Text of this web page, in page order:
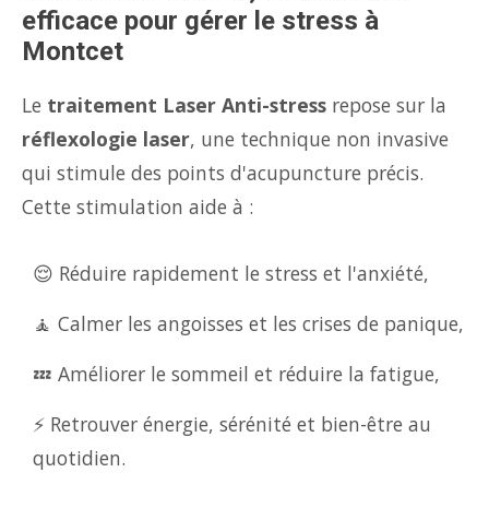
efficace pour gérer le stress à
Montcet
Le traitement Laser Anti-stress repose sur la
réflexologie laser, une technique non invasive
qui stimule des points d'acupuncture précis.
Cette stimulation aide à :
😌 Réduire rapidement le stress et l'anxiété,
🧘 Calmer les angoisses et les crises de panique,
💤 Améliorer le sommeil et réduire la fatigue,
⚡ Retrouver énergie, sérénité et bien-être au
quotidien.